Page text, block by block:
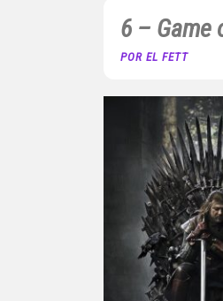
6 – Game
POR EL FETT